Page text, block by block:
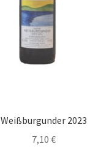
Weißburgunder 2023
7,10 €